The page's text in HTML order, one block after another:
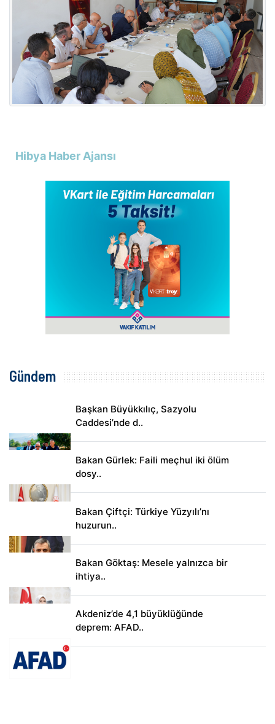
Hibya Haber Ajansı
Gündem
Başkan Büyükkılıç, Sazyolu
Caddesi’nde d..
Bakan Gürlek: Faili meçhul iki ölüm
dosy..
Bakan Çiftçi: Türkiye Yüzyılı’nı
huzurun..
Bakan Göktaş: Mesele yalnızca bir
ihtiya..
Akdeniz’de 4,1 büyüklüğünde
deprem: AFAD..